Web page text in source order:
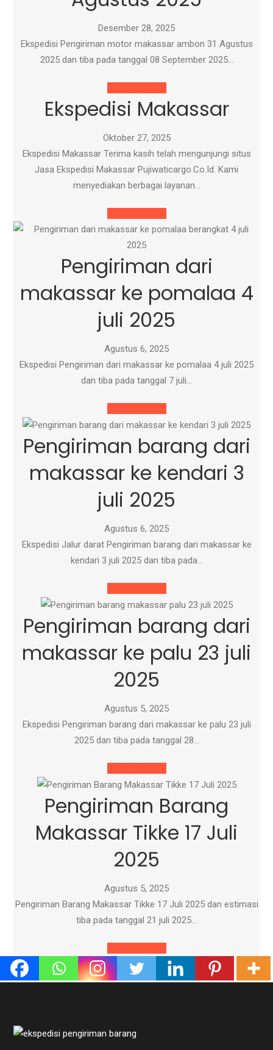
Desember 28, 2025
Ekspedisi Pengiriman motor makassar ambon 31 Agustus
2025 dan tiba pada tanggal 08 September 2025…
Ekspedisi Makassar
Oktober 27, 2025
Ekspedisi Makassar Terima kasih telah mengunjungi situs
Jasa Ekspedisi Makassar Pujiwaticargo.Co.Id. Kami
menyediakan berbagai layanan…
Pengiriman dari
makassar ke pomalaa 4
juli 2025
Agustus 6, 2025
Ekspedisi Pengiriman dari makassar ke pomalaa 4 juli 2025
dan tiba pada tanggal 7 juli…
Pengiriman barang dari
makassar ke kendari 3
juli 2025
Agustus 6, 2025
Ekspedisi Jalur darat Pengiriman barang dari makassar ke
kendari 3 juli 2025 dan tiba pada…
Pengiriman barang dari
makassar ke palu 23 juli
2025
Agustus 5, 2025
Ekspedisi Pengiriman barang dari makassar ke palu 23 juli
2025 dan tiba pada tanggal 28…
Pengiriman Barang
Makassar Tikke 17 Juli
2025
Agustus 5, 2025
Pengiriman Barang Makassar Tikke 17 Juli 2025 dan estimasi
tiba pada tanggal 21 juli 2025…